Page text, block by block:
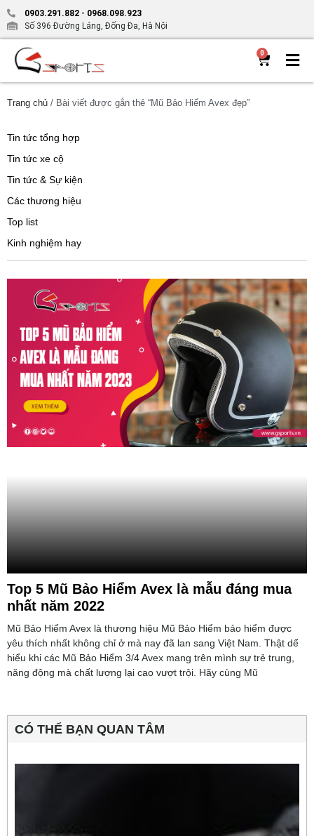
0903.291.882 - 0968.098.923
Số 396 Đường Láng, Đống Đa, Hà Nội
0
Trang chủ / Bài viết được gắn thẻ “Mũ Bảo Hiểm Avex đẹp”
Tin tức tổng hợp
Tin tức xe cộ
Tin tức & Sự kiện
Các thương hiệu
Top list
Kinh nghiệm hay
Top 5 Mũ Bảo Hiểm Avex là mẫu đáng mua
nhất năm 2022
Mũ Bảo Hiểm Avex là thương hiệu Mũ Bảo Hiểm bảo hiểm được
yêu thích nhất không chỉ ở mà nay đã lan sang Việt Nam. Thật dể
hiểu khi các Mũ Bảo Hiểm 3/4 Avex mang trên mình sự trẻ trung,
năng động mà chất lượng lại cao vượt trội. Hãy cùng Mũ
CÓ THỂ BẠN QUAN TÂM